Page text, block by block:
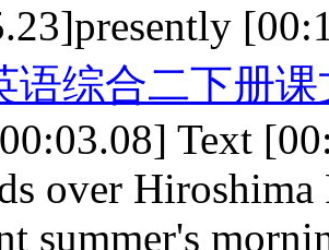
语综合二下册课
Text
over
summer's